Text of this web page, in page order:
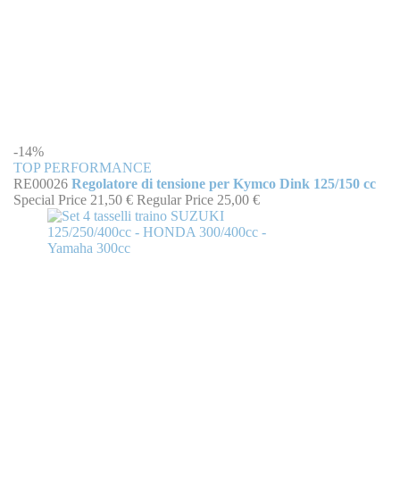
-14%
TOP PERFORMANCE
RE00026 Regolatore di tensione per Kymco Dink 125/150 cc
Special Price 21,50 € Regular Price 25,00 €